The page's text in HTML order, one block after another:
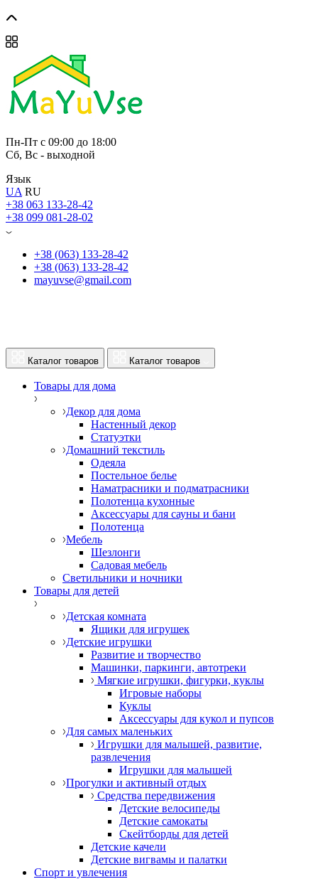
Пн-Пт с 09:00 до 18:00
Сб, Вс - выходной
Язык
UA RU
+38 063 133-28-42
+38 099 081-28-02
+38 (063) 133-28-42
+38 (063) 133-28-42
mayuvse@gmail.com
Каталог товаров Каталог товаров
Товары для дома
Декор для дома
Настенный декор
Статуэтки
Домашний текстиль
Одеяла
Постельное белье
Наматрасники и подматрасники
Полотенца кухонные
Аксессуары для сауны и бани
Полотенца
Мебель
Шезлонги
Садовая мебель
Светильники и ночники
Товары для детей
Детская комната
Ящики для игрушек
Детские игрушки
Развитие и творчество
Машинки, паркинги, автотреки
Мягкие игрушки, фигурки, куклы
Игровые наборы
Куклы
Аксессуары для кукол и пупсов
Для самых маленьких
Игрушки для малышей, развитие,
развлечения
Игрушки для малышей
Прогулки и активный отдых
Средства передвижения
Детские велосипеды
Детские самокаты
Скейтборды для детей
Детские качели
Детские вигвамы и палатки
Спорт и увлечения